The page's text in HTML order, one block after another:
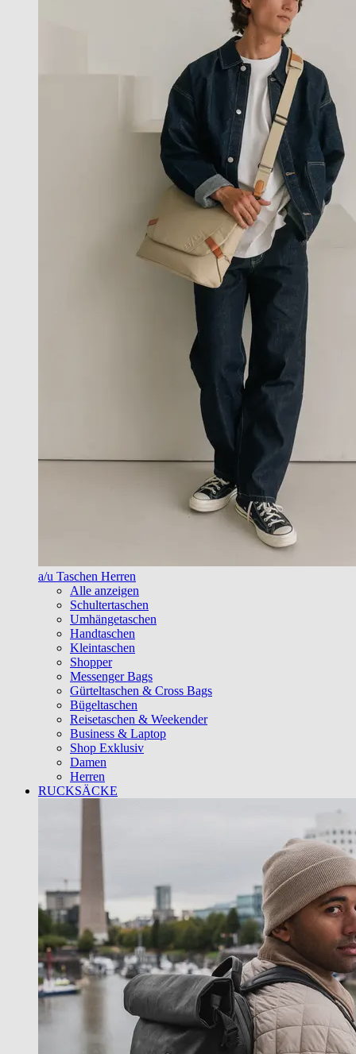
a/u Taschen Herren
Alle anzeigen
Schultertaschen
Umhängetaschen
Handtaschen
Kleintaschen
Shopper
Messenger Bags
Gürteltaschen & Cross Bags
Bügeltaschen
Reisetaschen & Weekender
Business & Laptop
Shop Exklusiv
Damen
Herren
RUCKSÄCKE